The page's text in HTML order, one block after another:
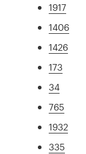
1917
1406
1426
173
34
765
1932
335